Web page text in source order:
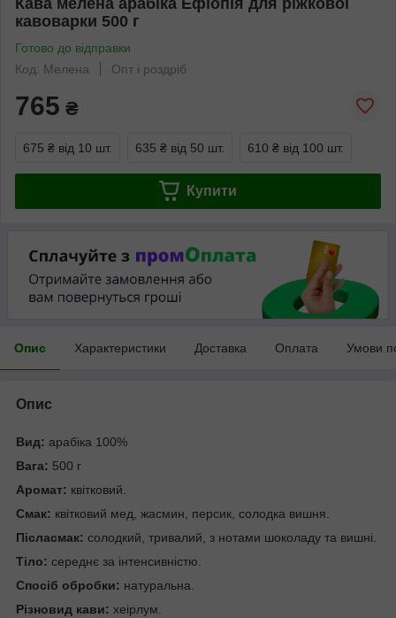
кавоварки 500 г
Готово до відправки
Код: Мелена
Опт і роздріб
765 ₴
675 ₴ від 10 шт. 635 ₴ від 50 шт. 610 ₴ від 100 шт.
Купити
Опис Характеристики Доставка Оплата Умови
Опис
Вид: арабіка 100%
Вага: 500 г
Аромат: квітковий.
Смак: квітковий мед, жасмин, персик, солодка вишня.
Післасмак: солодкий, тривалий, з нотами шоколаду та вишні.
Тіло: середнє за інтенсивністю.
Спосіб обробки: натуральна.
Різновид кави: хеірлум.